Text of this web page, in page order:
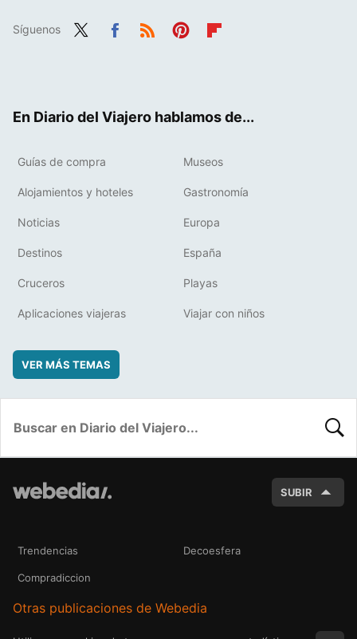
Síguenos
En Diario del Viajero hablamos de...
Guías de compra Museos
Alojamientos y hoteles Gastronomía
Noticias Europa
Destinos España
Cruceros Playas
Aplicaciones viajeras Viajar con niños
VER MÁS TEMAS
SUBIR
Trendencias Decoesfera
Compradiccion
Otras publicaciones de Webedia